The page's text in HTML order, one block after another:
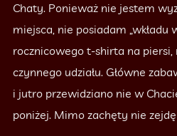
Chaty. Ponieważ nie jestem
miejsca, nie posiadam „wkładu
rocznicowego t-shirta na
czynnego udziału. Główne
i jutro przewidziano nie w
poniżej. Mimo zachęty nie